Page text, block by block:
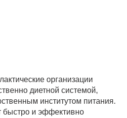
организации
диетной системой,
институтом питания.
быстро и эффективно